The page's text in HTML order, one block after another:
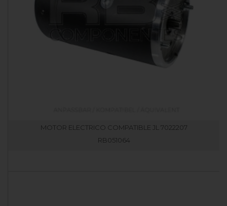
MOTOR ELECTRICO COMPATIBLE JL 7022207
RB051064